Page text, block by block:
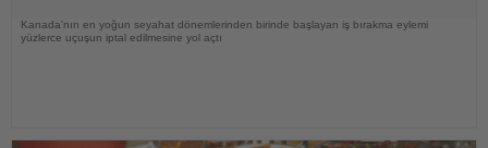
Kanada'nın en yoğun seyahat dönemlerinden birinde başlayan iş bırakma eylemi
yüzlerce uçuşun iptal edilmesine yol açtı